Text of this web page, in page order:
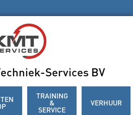
Services BV
TRAINING
&
SERVICE
VERHUUR